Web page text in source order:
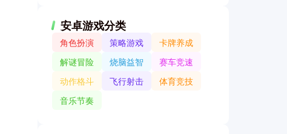
安卓游戏分类
角色扮演 策略游戏
卡牌养成
解谜冒险
烧脑益智
赛车竞速
动作格斗
飞行射击
体育竞技
音乐节奏